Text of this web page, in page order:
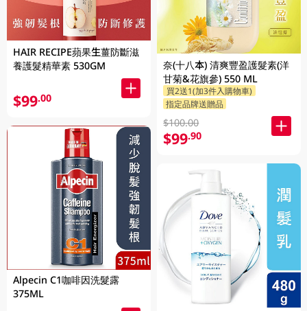
HAIR RECIPE蘋果生薑防斷滋
養護髮精華素 530GM
$99.00
Alpecin C1咖啡因洗髮露
375ML
奈(十八本) 清爽豐盈護髮素(洋
甘菊&花旗參) 550 ML
買2送1(加3件入購物車)
指定品牌送贈品
$100.00
$99.90